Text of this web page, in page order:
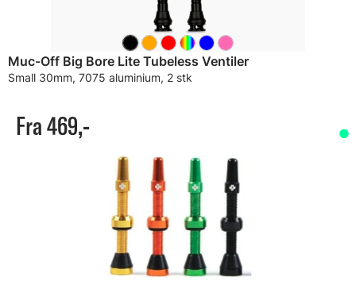
Muc-Off Big Bore Lite Tubeless Ventiler
Small 30mm, 7075 aluminium, 2 stk
Fra 469,-